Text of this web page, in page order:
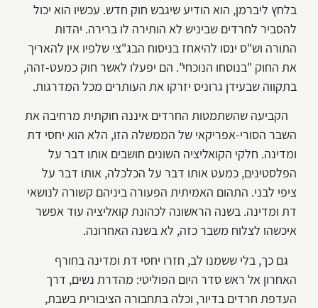
בלחץ ליברמן, הוא הודיע שיגבש חוק חדש. עכשיו הוא יכול
להסביר לחרדים שביניש לא הותירה לו ברירה. יהדות
התורה וש"ס ינסו להיאחז בניסוח הבג"צי שלפיו אין להאריך
את החוק "בנוסחו הנוכחי". הם יפעלו לאשר חוק כמעט-זהה,
בתקווה שבעידן גרוניס יזרקו את העותרים מכל המדרגות.
הקביעה שהשתמטות החרדים איננה חוקתית מרחיבה את
השבר הסורי-אפריקאי של הממשלה הזו, הלא הוא יחסי דת
ומדינה. חלקי הקואליציה השונים חושבים אותו דבר על
הפלסטינים, כמעט אותו דבר על הכלכלה, אותו דבר על
ציפי לבני. התהום האמיתית הפעורה ביניהם קשורה לנושאי
דת ומדינה. בשנה הראשונה לכהונת קואליציה עוד אפשר
איכשהו לצלוח משבר כזה, לא בשנה האחרונה.
גם כך, בלי ששמנו לב, חזרו יחסי דת ומדינה בחורף
האחרון אל ראש סדר היום הפוליטי: מהדרת נשים, דרך
העדפת חרדים בדיור, וכלה בתחבורה הציבורית בשבת,